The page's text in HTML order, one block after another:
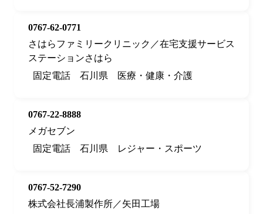
0767-62-0771
さはらファミリークリニック／在宅支援サービス
ステーションさはら
固定電話
石川県 医療・健康・介護
0767-22-8888
メガセブン
固定電話
石川県 レジャー・スポーツ
0767-52-7290
株式会社長浦製作所／矢田工場